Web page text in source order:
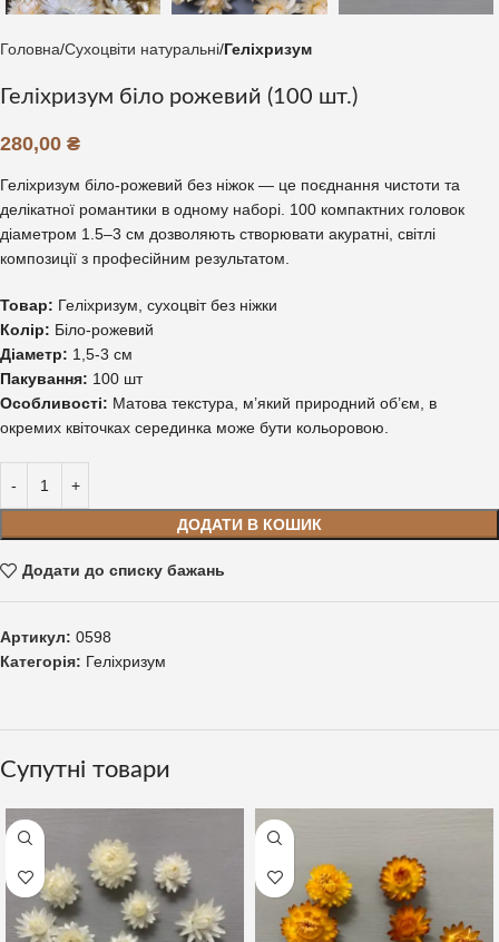
Головна Сухоцвіти натуральні Геліхризум
Геліхризум біло рожевий (100 шт.)
280,00 ₴
Геліхризум біло-рожевий без ніжок — це поєднання чистоти та
делікатної романтики в одному наборі. 100 компактних головок
діаметром 1.5–3 см дозволяють створювати акуратні, світлі
композиції з професійним результатом.
Товар: Геліхризум, сухоцвіт без ніжки
Колір: Біло-рожевий
Діаметр: 1,5-3 см
Пакування: 100 шт
Особливості: Матова текстура, м’який природний об’єм, в
окремих квіточках серединка може бути кольоровою.
ДОДАТИ В КОШИК
Додати до списку бажань
Артикул: 0598
Категорія: Геліхризум
Супутні товари